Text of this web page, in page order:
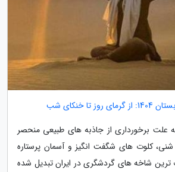
خنکای شب
علت برخورداری از جاذبه های طبیعی منحصر
شنی، کلوت های شگفت انگیز و آسمان پرستاره
شاخه های گردشگری در ایران تبدیل شده